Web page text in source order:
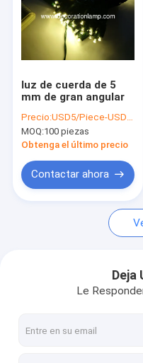
Sobre nosotros
Recorrido por la fábrica
Noticias
Casos de trabajo
Luces de cadena LED
decoración de postes
luz de cuerda de 5
mm de gran angular
Precio:USD5/Piece-USD10/Piece
MOQ:100 piezas
Obtenga el último precio
Contactar ahora
Deja
Le